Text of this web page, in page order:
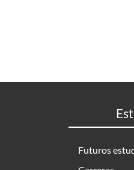
Futuros